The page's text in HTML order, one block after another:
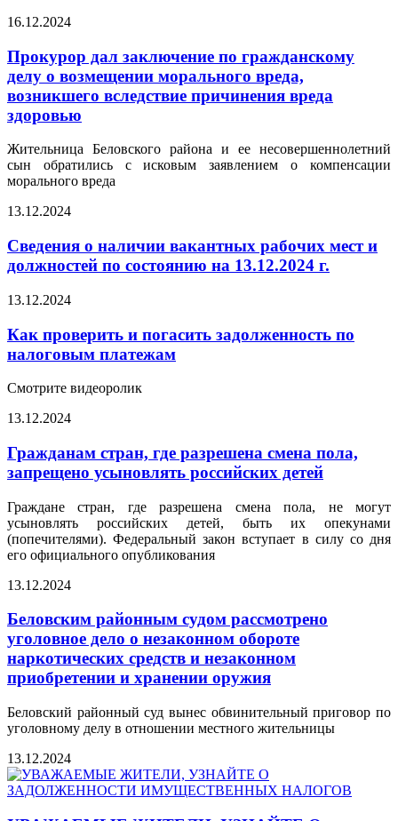
16.12.2024
Прокурор дал заключение по гражданскому
делу о возмещении морального вреда,
возникшего вследствие причинения вреда
здоровью
Жительница Беловского района и ее несовершеннолетний
сын обратились с исковым заявлением о компенсации
морального вреда
13.12.2024
Сведения о наличии вакантных рабочих мест и
должностей по состоянию на 13.12.2024 г.
13.12.2024
Как проверить и погасить задолженность по
налоговым платежам
Смотрите видеоролик
13.12.2024
Гражданам стран, где разрешена смена пола,
запрещено усыновлять российских детей
Граждане стран, где разрешена смена пола, не могут
усыновлять российских детей, быть их опекунами
(попечителями). Федеральный закон вступает в силу со дня
его официального опубликования
13.12.2024
Беловским районным судом рассмотрено
уголовное дело о незаконном обороте
наркотических средств и незаконном
приобретении и хранении оружия
Беловский районный суд вынес обвинительный приговор по
уголовному делу в отношении местного жительницы
13.12.2024